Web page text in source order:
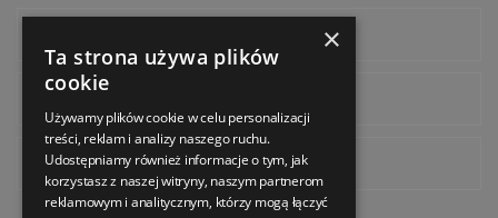
Pinterest
×
Ta strona używa plików
cookie
Używamy plików cookie w celu personalizacji
treści, reklam i analizy naszego ruchu.
Udostępniamy również informacje o tym, jak
korzystasz z naszej witryny, naszym partnerom
reklamowym i analitycznym, którzy mogą łączyć